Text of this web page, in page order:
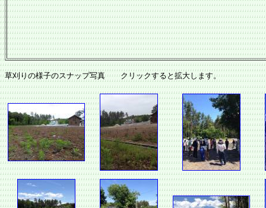
草刈りの様子のスナップ写真 クリックすると拡大します。